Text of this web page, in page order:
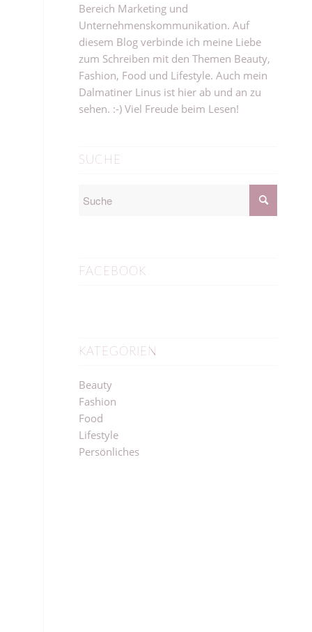
Bereich Marketing und
Unternehmenskommunikation. Auf
diesem Blog verbinde ich meine Liebe
zum Schreiben mit den Themen Beauty,
Fashion, Food und Lifestyle. Auch mein
Dalmatiner Linus ist hier ab und an zu
sehen. :-) Viel Freude beim Lesen!
SUCHE
FACEBOOK
KATEGORIEN
Beauty
Fashion
Food
Lifestyle
Persönliches